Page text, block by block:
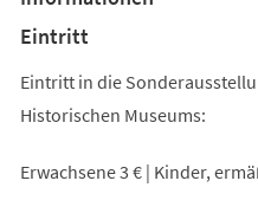
Eintritt
Eintritt in die
Historischen Museums:
Erwachsene 3 € | Kinder,